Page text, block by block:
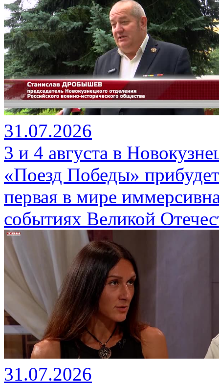
31.07.2026
3 и 4 августа в
«Поезд Победы»
первая в мире
событиях Великой
31.07.2026